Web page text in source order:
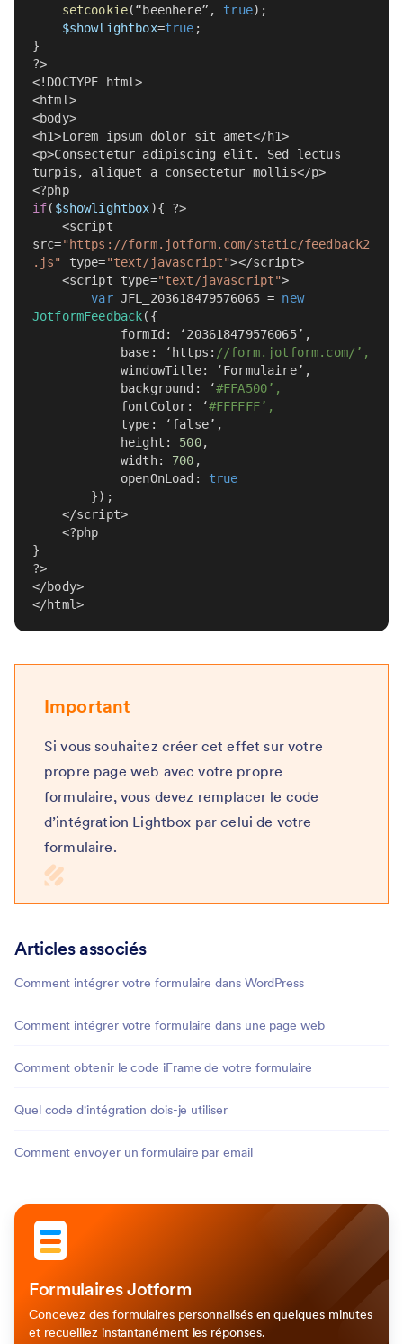
setcookie(“beenhere”, true);
$showlightbox=true ;
}
?>
<!DOCTYPE html>
<html>
<body>
<h1>Lorem ipsum dolor sit amet</h1>
<p>Consectetur adipiscing elit .
Sed lectus
turpis, aliquet a consectetur mollis</p>
<?php
if( $showlightbox){ ?>
src="https://form.jotform.com/static/feedback2
.js"
type="text/javascript"></script>
    <script type=
"text/javascript">
var JFL_203618479576065 = new
JotformFeedback({
            formId: ‘203618479576065’,
            base: ‘https:
//form.jotform.com/’,
            windowTitle: ‘Formulaire’,
            background: ‘
#FFA500’,
            fontColor: ‘
#FFFFFF’,
            type: ‘false’,
            height:
500,
            width:
700 ,
            openOnLoad:
true
        });
    </script>
    <?php
}
?>
</body>
</html>
Important
Si vous souhaitez créer cet effet sur votre
propre page web avec votre propre
formulaire, vous devez remplacer le code
d’intégration Lightbox par celui de votre
formulaire.
Articles associés
Comment intégrer votre formulaire dans WordPress
Comment intégrer votre formulaire dans une page web
Comment obtenir le code iFrame de votre formulaire
Quel code d'intégration dois-je utiliser
Comment envoyer un formulaire par email
Formulaires Jotform
Concevez des formulaires personnalisés en quelques minutes
et recueillez instantanément les réponses.